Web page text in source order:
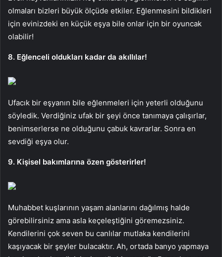
olmaları bizleri büyük ölçüde etkiler. Eğlenmesini bildikleri
için evinizdeki en küçük eşya bile onlar için bir oyuncak
olabilir!
8. Eğlenceli oldukları kadar da akıllılar!
Ufacık bir eşyanın bile eğlenmeleri için yeterli olduğunu
söyledik. Verdiğiniz ufak bir şeyi önce tanımaya çalışırlar,
benimserlerse ne olduğunu çabuk kavrarlar. Sonra en
sevdiği eşya olur.
9. Kişisel bakımlarına özen gösterirler!
Muhabbet kuşlarının yaşam alanlarını dağılmış halde
görebilirsiniz ama asla keçeleştiğini göremezsiniz.
Kendilerini çok seven bu canlılar mutlaka kendilerini
kaşıyacak bir şeyler bulacaktır. Ah, ortada banyo yapmaya